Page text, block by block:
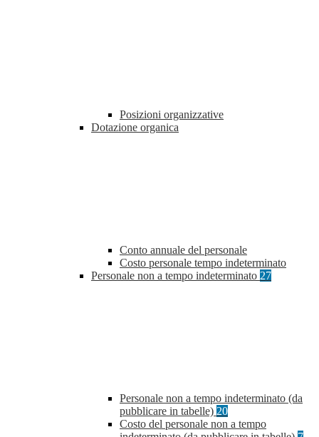
Posizioni organizzative
Dotazione organica
Conto annuale del personale
Costo personale tempo indeterminato
Personale non a tempo indeterminato 27
Personale non a tempo indeterminato (da
pubblicare in tabelle) 20
Costo del personale non a tempo